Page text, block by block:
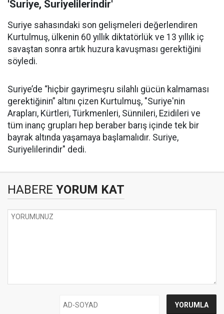
'Suriye, Suriyelilerindir'
Suriye sahasındaki son gelişmeleri değerlendiren
Kurtulmuş, ülkenin 60 yıllık diktatörlük ve 13 yıllık iç
savaştan sonra artık huzura kavuşması gerektiğini
söyledi.
Suriye’de “hiçbir gayrimeşru silahlı gücün kalmaması
gerektiğinin” altını çizen Kurtulmuş, "Suriye'nin
Arapları, Kürtleri, Türkmenleri, Sünnileri, Ezidileri ve
tüm inanç grupları hep beraber barış içinde tek bir
bayrak altında yaşamaya başlamalıdır. Suriye,
Suriyelilerindir" dedi.
HABERE YORUM KAT